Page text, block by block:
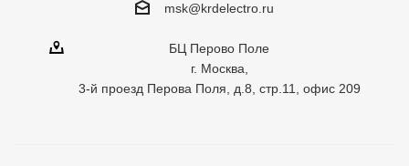
msk@krdelectro.ru
БЦ Перово Поле
г. Москва,
3-й проезд Перова Поля, д.8, стр.11, офис 209